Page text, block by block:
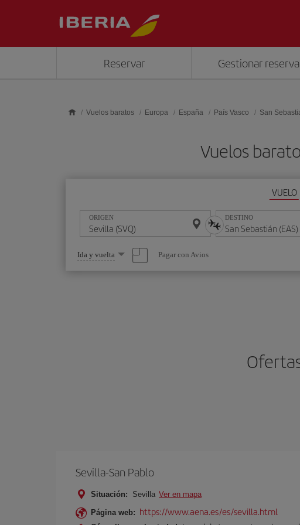
Reservar Gestionar reserva
Vuelos baratos Europa España País Vasco San
Vuelos
VUELO
ORIGEN DESTINO
Seleccione
una
opción
Ida y vuelta Pagar con Avios
Sevilla-San Pablo
Situación: Sevilla Ver en mapa
Página web: https://www.aena.es/es/sevilla.html